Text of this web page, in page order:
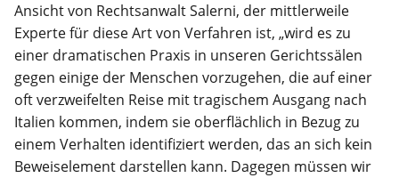
Ansicht von Rechtsanwalt Salerni, der mittlerweile
Experte für diese Art von Verfahren ist, „wird es zu
einer dramatischen Praxis in unseren Gerichtssälen
gegen einige der Menschen vorzugehen, die auf einer
oft verzweifelten Reise mit tragischem Ausgang nach
Italien kommen, indem sie oberflächlich in Bezug zu
einem Verhalten identifiziert werden, das an sich kein
Beweiselement darstellen kann. Dagegen müssen wir